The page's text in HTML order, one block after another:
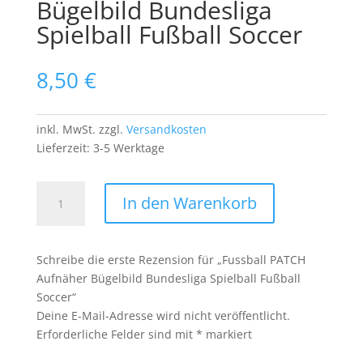
Bügelbild Bundesliga
Spielball Fußball Soccer
8,50 €
inkl. MwSt. zzgl. Versandkosten
Lieferzeit: 3-5 Werktage
PATCH
Bundesliga
Spielball
Fußball
Soccer
Menge
In den Warenkorb
Schreibe die erste Rezension für „Fussball PATCH
Aufnäher Bügelbild Bundesliga Spielball Fußball
Soccer“
Deine E-Mail-Adresse wird nicht veröffentlicht.
Erforderliche Felder sind mit * markiert